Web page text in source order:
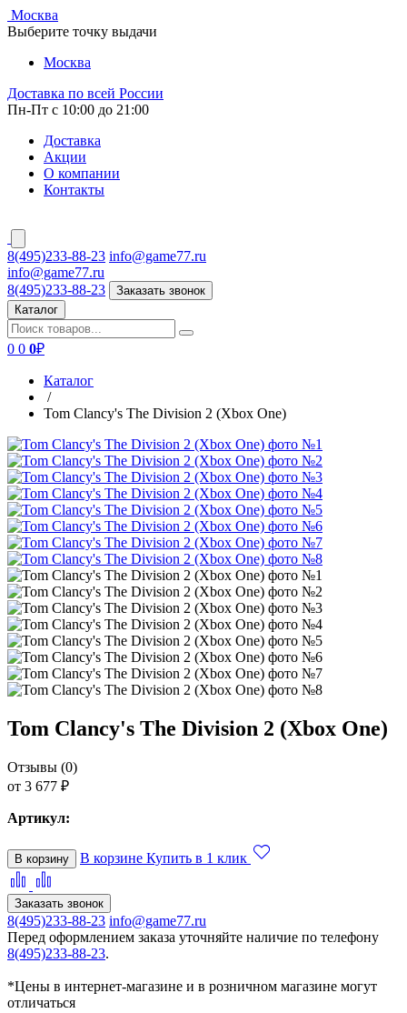
Москва
Выберите точку выдачи
Москва
Доставка по всей России
Пн-Пт с 10:00 до 21:00
Доставка
Акции
О компании
Контакты
8(495)233-88-23 info@game77.ru
info@game77.ru
8(495)233-88-23
Заказать звонок
Каталог
0 0 0₽
Каталог
/
Tom Clancy's The Division 2 (Xbox One)
Tom Clancy's The Division 2 (Xbox One)
Отзывы (0)
от 3 677 ₽
Артикул:
В корзину В корзине Купить в 1 клик
Заказать звонок
8(495)233-88-23 info@game77.ru
Перед оформлением заказа уточняйте наличие по телефону
8(495)233-88-23.
*Цены в интернет-магазине и в розничном магазине могут
отличаться